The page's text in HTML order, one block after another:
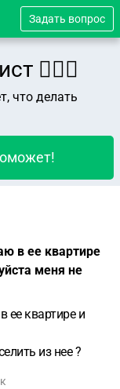
Задать вопрос
👨🏻‍⚖️
что делать
в ее квартире
меня не
ее квартире и
из нее ?